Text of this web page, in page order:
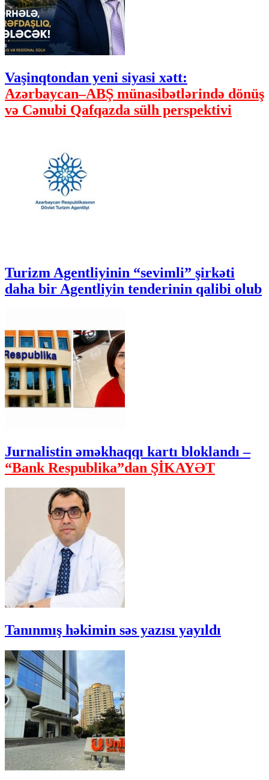
Vaşinqtondan yeni siyasi xətt:
Azərbaycan–ABŞ münasibətlərində dönüş
və Cənubi Qafqazda sülh perspektivi
Turizm Agentliyinin “sevimli” şirkəti
daha bir Agentliyin tenderinin qalibi olub
Jurnalistin əməkhaqqı kartı bloklandı –
“Bank Respublika”dan ŞİKAYƏT
Tanınmış həkimin səs yazısı yayıldı